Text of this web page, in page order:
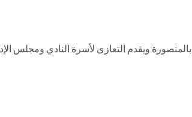
ويقدم التعازى لأسرة النادي ومجلس